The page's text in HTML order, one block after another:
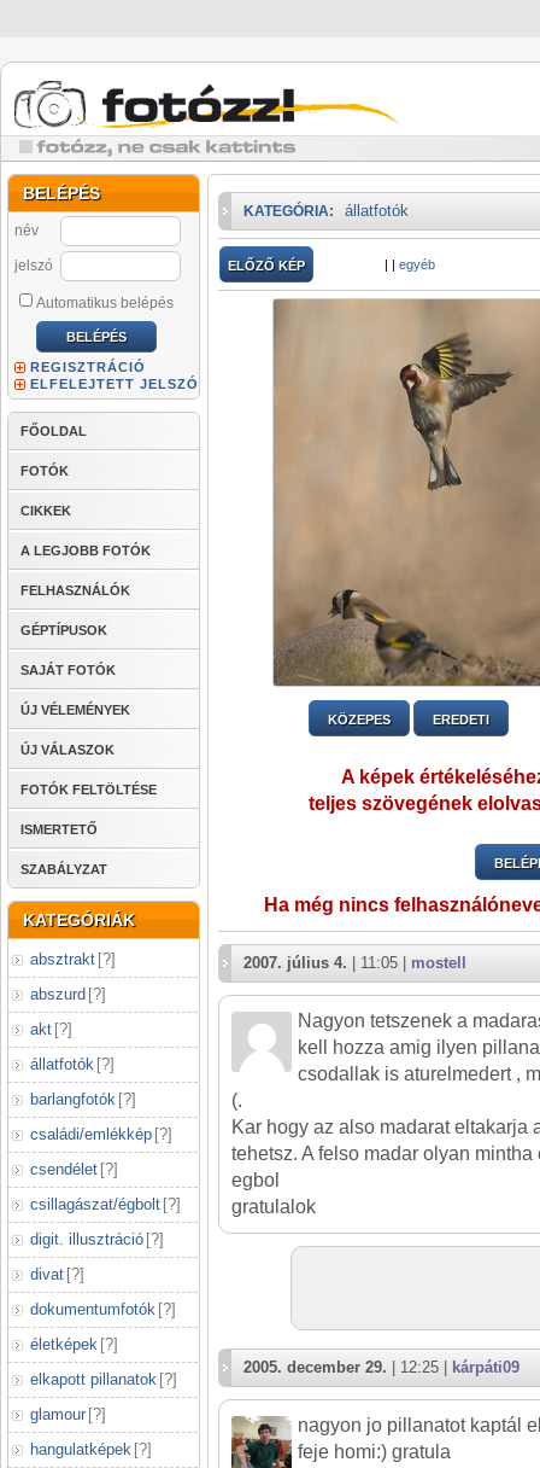
BELÉPÉS
név
jelszó
Automatikus belépés
REGISZTRÁCIÓ
ELFELEJTETT JELSZÓ
FŐOLDAL
FOTÓK
CIKKEK
A LEGJOBB FOTÓK
FELHASZNÁLÓK
GÉPTÍPUSOK
SAJÁT FOTÓK
ÚJ VÉLEMÉNYEK
ÚJ VÁLASZOK
FOTÓK FELTÖLTÉSE
ISMERTETŐ
SZABÁLYZAT
KATEGÓRIÁK
absztrakt [?]
abszurd [?]
akt [?]
állatfotók [?]
barlangfotók [?]
családi/emlékkép [?]
csendélet [?]
csillagászat/égbolt [?]
digit. illusztráció [?]
divat [?]
dokumentumfotók [?]
életképek [?]
elkapott pillanatok [?]
glamour [?]
hangulatképek [?]
KATEGÓRIA: állatfotók
ELŐZŐ KÉP | | egyéb
KÖZEPES EREDETI
A képek
teljes szövegének
Ha még nincs
2007. július 4. | 11:05 | mostell
Nagyon tetszenek a
kell hozza amig ilyen
csodallak is aturelmedert ,
(.
Kar hogy az also madarat eltakarja
tehetsz. A felso madar olyan
egbol
gratulalok
2005. december 29. | 12:25 | kárpáti09
nagyon jo pillanatot kaptál
feje homi:) gratula